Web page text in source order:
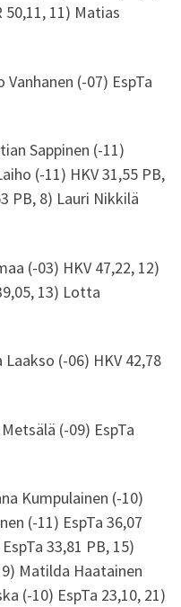
50,11, 11) Matias
(-07) EspTa
Sappinen (-11)
(-11) HKV 31,55 PB,
PB, 8) Lauri Nikkilä
(-03) HKV 47,22, 12)
13) Lotta
(-06) HKV 42,78
(-09) EspTa
Kumpulainen (-10)
(-11) EspTa 36,07
33,81 PB, 15)
Matilda Haatainen
(-10) EspTa 23,10, 21)